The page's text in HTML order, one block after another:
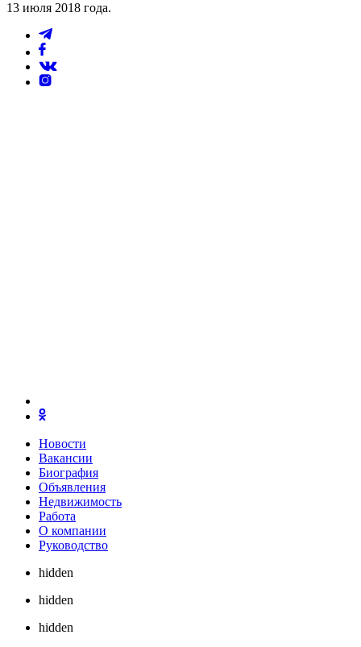
13 июля 2018 года.
Новости
Вакансии
Биография
Объявления
Недвижимость
Работа
О компании
Руководство
hidden
hidden
hidden